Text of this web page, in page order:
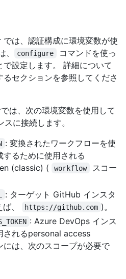
は、認証構成に環境変数が使
configure
コマンドを使っ
設定します。 詳細について
るセクションを参照してくださ
は、次の環境変数を使用して
に接続します。
: 変換されたワークフローを使
するために使用される
(classic) (
workflow
スコー
: ターゲット GitHub インスタ
、
https://github.com )。
: Azure DevOps インス
されるpersonal access
は、次のスコープが必要で